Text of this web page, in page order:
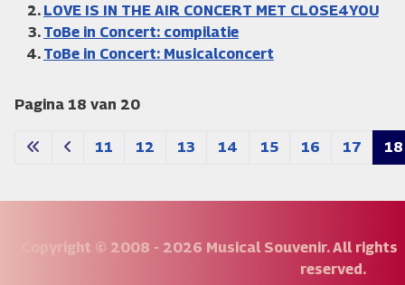
LOVE IS IN THE AIR CONCERT MET CLOSE4YOU
ToBe in Concert: compilatie
ToBe in Concert: Musicalconcert
Pagina 18 van 20
11 12 13 14 15 16 17 18
Copyright © 2008 - 2026 Musical Souvenir. All rights
reserved.